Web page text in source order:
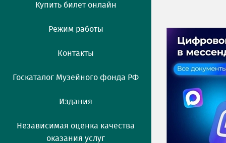
Купить билет онлайн
Режим работы
Контакты
Госкаталог Музейного фонда РФ
Издания
Независимая оценка качества
оказания услуг